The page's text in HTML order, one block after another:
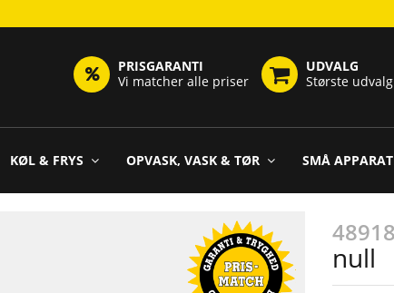
PRISGARANTI
Vi matcher alle priser
UDVALG
Største udvalg
KØL & FRYS OPVASK, VASK & TØR SMÅ
null